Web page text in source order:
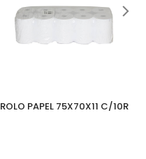
ROLO PAPEL 75X70X11 C/10R